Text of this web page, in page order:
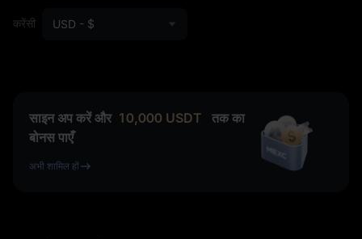
करेंसी USD - $
साइन अप करें और 10,000 USDT
तक का
बोनस पाएँ
अभी शामिल हों